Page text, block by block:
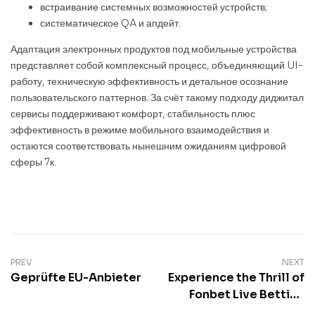
встраивание системных возможностей устройств;
систематическое QA и апдейт.
Адаптация электронных продуктов под мобильные устройства
представляет собой комплексный процесс, объединяющий UI-
работу, техническую эффективность и детальное осознание
пользовательского паттернов. За счёт такому подходу диджитал
сервисы поддерживают комфорт, стабильность плюс
эффективность в режиме мобильного взаимодействия и
остаются соответствовать нынешним ожиданиям цифровой
сферы 7к.
PREV
Geprüfte EU-Anbieter
NEXT
Experience the Thrill of
Fonbet Live Betting